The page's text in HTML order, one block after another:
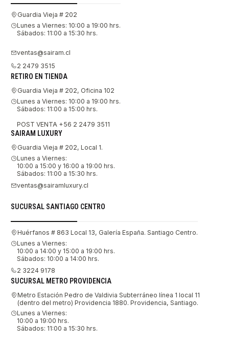
Guardia Vieja # 202
Lunes a Viernes: 10:00 a 19:00 hrs.
Sábados: 11:00 a 15:30 hrs.
ventas@sairam.cl
2 2479 3515
RETIRO EN TIENDA
Guardia Vieja # 202, Oficina 102
Lunes a Viernes: 10:00 a 19:00 hrs.
Sábados: 11:00 a 15:00 hrs.
POST VENTA +56 2 2479 3511
SAIRAM LUXURY
Guardia Vieja # 202, Local 1.
Lunes a Viernes:
10:00 a 15:00 y 16:00 a 19:00 hrs.
Sábados: 11:00 a 15:30 hrs.
ventas@sairamluxury.cl
SUCURSAL SANTIAGO CENTRO
Huérfanos # 863 Local 13, Galería España. Santiago Centro.
Lunes a Viernes:
10:00 a 14:00 y 15:00 a 19:00 hrs.
Sábados: 10:00 a 14:00 hrs.
2 3224 9178
SUCURSAL METRO PROVIDENCIA
Metro Estación Pedro de Valdivia Subterráneo línea 1 local 11
(dentro del metro) Providencia 1880. Providencia, Santiago.
Lunes a Viernes:
10:00 a 19:00 hrs.
Sábados: 11:00 a 15:30 hrs.